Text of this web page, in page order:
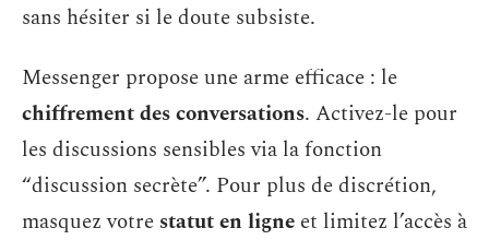
sans hésiter si le doute subsiste.
Messenger propose une arme efficace : le
chiffrement des conversations. Activez-le pour
les discussions sensibles via la fonction
“discussion secrète”. Pour plus de discrétion,
masquez votre statut en ligne et limitez l’accès à